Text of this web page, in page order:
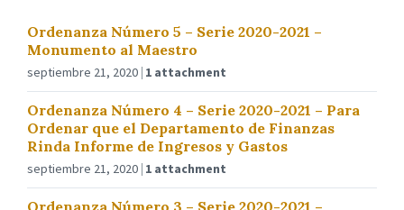
Ordenanza Número 5 – Serie 2020-2021 –
Monumento al Maestro
septiembre 21, 2020 1 attachment
Ordenanza Número 4 – Serie 2020-2021 – Para
Ordenar que el Departamento de Finanzas
Rinda Informe de Ingresos y Gastos
septiembre 21, 2020 1 attachment
Ordenanza Número 3 – Serie 2020-2021 –